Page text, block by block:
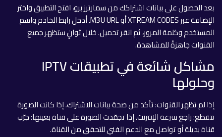
بعد الحصول على بيانات اشتراكك من سمارترز برو، افتح التطبيق واختر
الإضافة عبر XTREAM CODES أو M3U URL. أدخل رابط الخادم واسم
المستخدم وكلمة المرور، ثم انقر تحميل. خلال ثوانٍ ستظهر جميع
القنوات جاهزةً للمشاهدة.
مشاكل شائعة في تطبيقات IPTV
وحلولها
إذا لم تظهر القنوات: تأكد من صحة بيانات الاشتراك. إذا كانت الصورة
تتقطع: راجع سرعة الإنترنت. إذا تجمّدت الصورة على قناة بعينها: جرّب
قناة بديلة أو تواصل مع الدعم الفني للتحقق من القناة.